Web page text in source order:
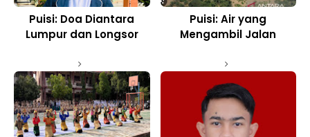
Puisi: Doa Diantara
Lumpur dan Longsor
Puisi: Air yang
Mengambil Jalan